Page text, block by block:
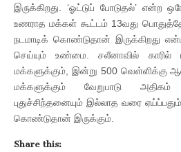
இருக்கிறது. ‘ஓட்டுப் போடுதல்’ என்ற
உணராத மக்கள் கூட்டம் 13வது
நடமாடிக் கொண்டுதான் இருக்கிறது
செய்யும் உண்மை. சலீனாவில்
மக்களுக்கும், இன்று 500 வெள்ளிக்கு
மக்களுக்கும் வேறுபாடு அதிகம்
புதுச்சிந்தனையும் இல்லாத வரை
கொண்டுதான் இருக்கும்.
Share this: